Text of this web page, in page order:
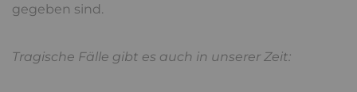
gegeben sind.
Tragische Fälle gibt es auch in unserer Zeit: